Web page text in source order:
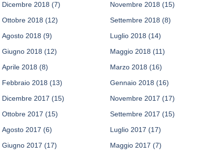
Dicembre 2018 (7) Novembre 2018 (15)
Ottobre 2018 (12) Settembre 2018 (8)
Agosto 2018 (9) Luglio 2018 (14)
Giugno 2018 (12) Maggio 2018 (11)
Aprile 2018 (8) Marzo 2018 (16)
Febbraio 2018 (13) Gennaio 2018 (16)
Dicembre 2017 (15) Novembre 2017 (17)
Ottobre 2017 (15) Settembre 2017 (15)
Agosto 2017 (6) Luglio 2017 (17)
Giugno 2017 (17) Maggio 2017 (7)